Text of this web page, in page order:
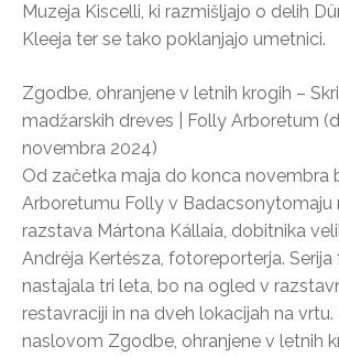
Muzeja Kiscelli, ki razmišljajo o delih
Kleeja ter se tako poklanjajo umetnici.
Zgodbe, ohranjene v letnih krogih –
madžarskih dreves | Folly Arboretum
novembra 2024)
Od začetka maja do konca novembra
Arboretumu Folly v Badacsonytomaju
razstava Mártona Kállaia, dobitnika
Andréja Kertésza, fotoreporterja.
nastajala tri leta, bo na ogled v
restavraciji in na dveh lokacijah na
naslovom Zgodbe, ohranjene v letnih